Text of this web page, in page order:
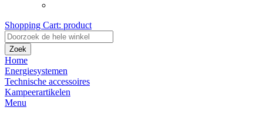
Shopping Cart: product
Zoek
Home
Energiesystemen
Technische accessoires
Kampeerartikelen
Menu